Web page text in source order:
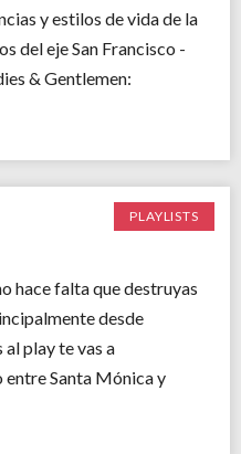
y estilos de vida de la
del eje San Francisco -
& Gentlemen:
PLAYLISTS
hace falta que destruyas
desde
al play te vas a
Santa Mónica y